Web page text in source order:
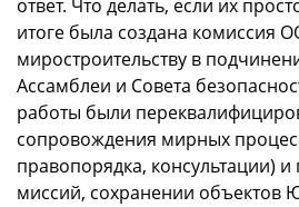
ответ. Что делать, если их
итоге была создана комиссия
миростроительству в
Ассамблеи и Совета
работы были
сопровождения мирных
правопорядка, консультации)
миссий, сохранении объектов